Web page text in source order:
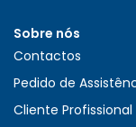
Sobre nós
Contactos
Pedido de
Cliente Profissional